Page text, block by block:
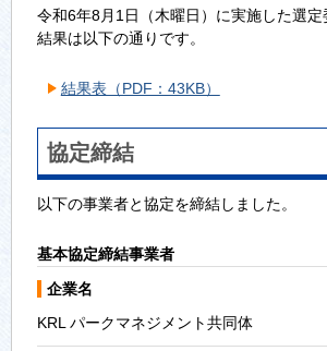
令和6年8月1日（木曜日）に実施した選
結果は以下の通りです。
結果表（PDF：43KB）
協定締結
以下の事業者と協定を締結しました。
基本協定締結事業者
企業名
KRL パークマネジメント共同体